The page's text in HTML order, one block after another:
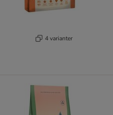
4 varianter